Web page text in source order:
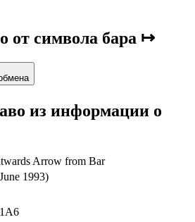
от символа бара ↦
из информации о
Arrow from Bar
1993)